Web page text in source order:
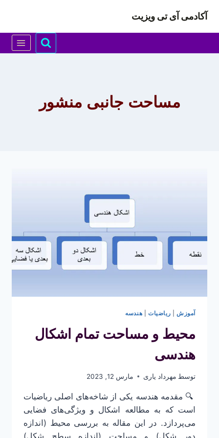
محتوا
آکادمی آی تی ویزیت
مساحت جانبی منشور
آموزش| ریاضیات| هندسه
محیط و مساحت تمام اشکال
هندسی
توسط مهرداد یاری مارس 12, 2023
​ 🔍 مقدمه هندسه یکی از شاخه‌های اصلی ریاضیات
است که به مطالعه اشکال و ویژگی‌های فضایی
می‌پردازد. در این مقاله به بررسی محیط (اندازه
دور شکل) و مساحت (اندازه سطح شکل)